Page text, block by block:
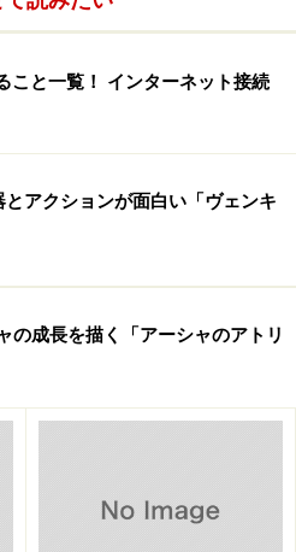
初期不良はあったのでしょう
ウェア的に目立った不良は発
こと一覧！ インターネット接続
とアクションが面白い「ヴェンキ
の成長を描く「アーシャのアトリ